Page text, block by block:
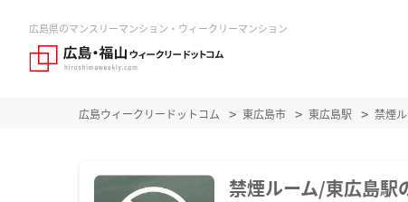
広島県のマンスリーマンション・ウィークリーマンション
広島ウィークリードットコム 東広島市 東広島駅 禁煙
禁煙ルーム/東広島駅